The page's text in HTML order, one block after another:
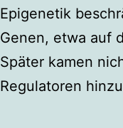
Epigenetik
Genen, etwa auf
Später kamen
Regulatoren